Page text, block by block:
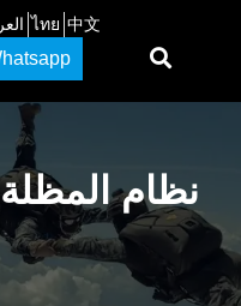
ไทย 中文
نظام